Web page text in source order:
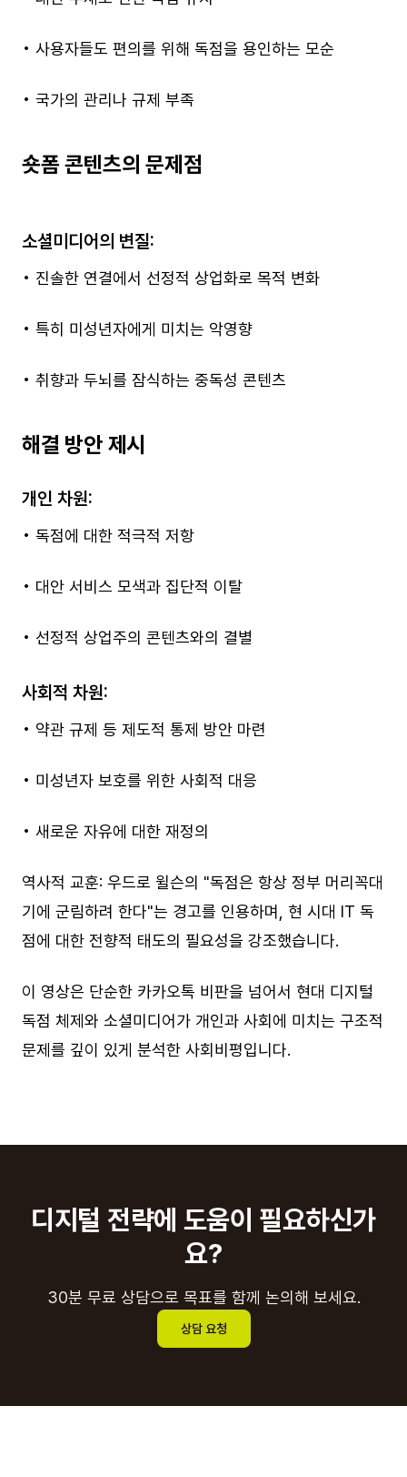
• 사용자들도 편의를 위해 독점을 용인하는 모순
• 국가의 관리나 규제 부족
숏폼 콘텐츠의 문제점
소셜미디어의 변질:
• 진솔한 연결에서 선정적 상업화로 목적 변화
• 특히 미성년자에게 미치는 악영향
• 취향과 두뇌를 잠식하는 중독성 콘텐츠
해결 방안 제시
개인 차원:
• 독점에 대한 적극적 저항
• 대안 서비스 모색과 집단적 이탈
• 선정적 상업주의 콘텐츠와의 결별
사회적 차원:
• 약관 규제 등 제도적 통제 방안 마련
• 미성년자 보호를 위한 사회적 대응
• 새로운 자유에 대한 재정의
역사적 교훈: 우드로 윌슨의 "독점은 항상 정부 머리꼭대
기에 군림하려 한다"는 경고를 인용하며, 현 시대 IT 독
점에 대한 전향적 태도의 필요성을 강조했습니다.
이 영상은 단순한 카카오톡 비판을 넘어서 현대 디지털
독점 체제와 소셜미디어가 개인과 사회에 미치는 구조적
문제를 깊이 있게 분석한 사회비평입니다.
디지털 전략에 도움이 필요하신가
요?
30분 무료 상담으로 목표를 함께 논의해 보세요.
상담 요청